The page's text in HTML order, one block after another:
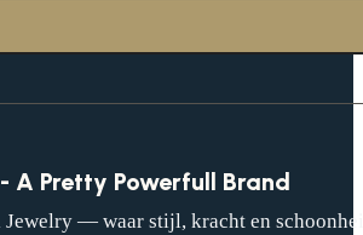
A Pretty Powerfull Brand
— waar stijl, kracht en